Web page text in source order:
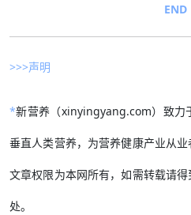
END
>>>声明
*新营养（xinyingyang.com）致力
垂直人类营养，为营养健康产业从
文章权限为本网所有，如需转载请
处。